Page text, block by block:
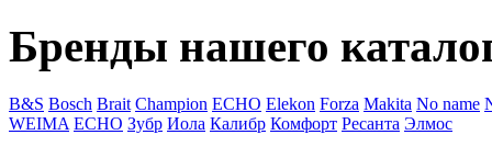
Бренды нашего
B&S Bosch Brait Champion ECHO Elekon Forza Makita No name
WEIMA ЕСНО Зубр Иола Калибр Комфорт Ресанта Элмос